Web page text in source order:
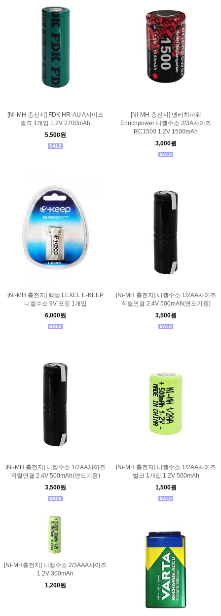
[Ni-MH 충전지] FDK HR-AU A사이즈
벌크 1개입 1.2V 2700mAh
5,500원
[Ni-MH 충전지] 엔리치파워
Enrichpower 니켈수소 2/3A사이즈
RC1500 1.2V 1500mAh
3,000원
[Ni-MH 충전지] 렉셀 LEXEL E-KEEP
니켈수소 9V 포장 1개입
6,000원
[Ni-MH 충전지] 니켈수소 1/2AA사이즈
직렬연결 2.4V 500mAh(면도기용)
3,500원
[Ni-MH 충전지] 니켈수소 1/2AA사이즈
직렬연결 2.4V 500mAh(면도기용)
3,500원
[Ni-MH 충전지] 니켈수소 1/2AA사이즈
벌크 1개입 1.2V 500mAh
1,500원
[Ni-MH충전지] 니켈수소 2/3AAA사이즈
1.2V 300mAh
1,200원